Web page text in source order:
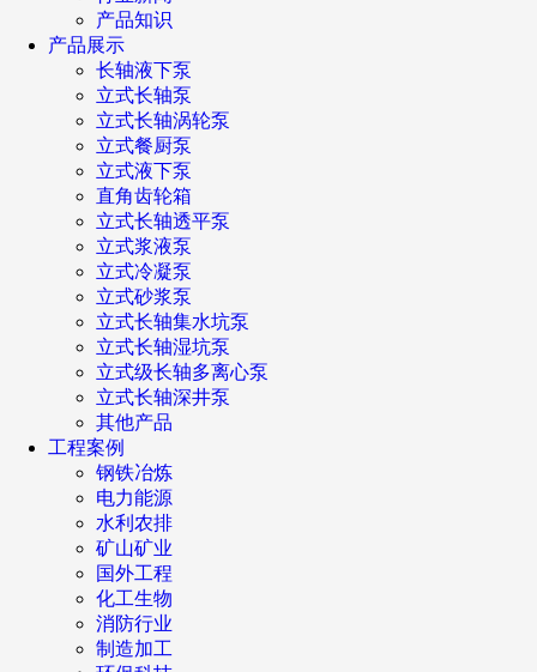
产品知识
产品展示
长轴液下泵
立式长轴泵
立式长轴涡轮泵
立式餐厨泵
立式液下泵
直角齿轮箱
立式长轴透平泵
立式浆液泵
立式冷凝泵
立式砂浆泵
立式长轴集水坑泵
立式长轴湿坑泵
立式级长轴多离心泵
立式长轴深井泵
其他产品
工程案例
钢铁冶炼
电力能源
水利农排
矿山矿业
国外工程
化工生物
消防行业
制造加工